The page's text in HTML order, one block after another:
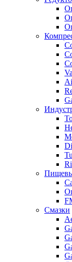
Смазки